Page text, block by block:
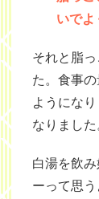
いでよ
それと脂
た。食事
ようにな
なりました
白湯を飲
ーって思